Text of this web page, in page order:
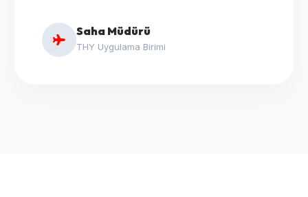
Saha Müdürü
THY Uygulama Birimi